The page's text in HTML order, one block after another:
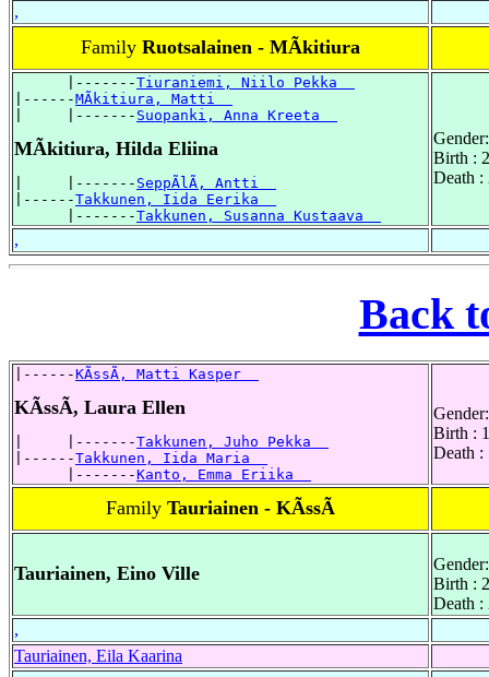
,
Family Ruotsalainen - MÃkitiura
      |-------
Tiuraniemi, Niilo Pekka
|------MÃkitiura, Matti
|     |------- Suopanki, Anna Kreeta
MÃkitiura, Hilda Eliina
|     |------- SeppÃlÃ, Antti
|------Takkunen, Iida Eerika
      |-------
Takkunen, Susanna Kustaava
Birth :
Death :
,
Back
|------KÃssÃ, Matti Kasper
KÃssÃ, Laura Ellen
|     |-------Takkunen, Juho Pekka
|------Takkunen, Iida Maria
      |-------
Kanto, Emma Eriika
Birth :
Death :
Family Tauriainen - KÃssÃ
Tauriainen, Eino Ville
Birth :
Death :
,
Tauriainen, Eila Kaarina